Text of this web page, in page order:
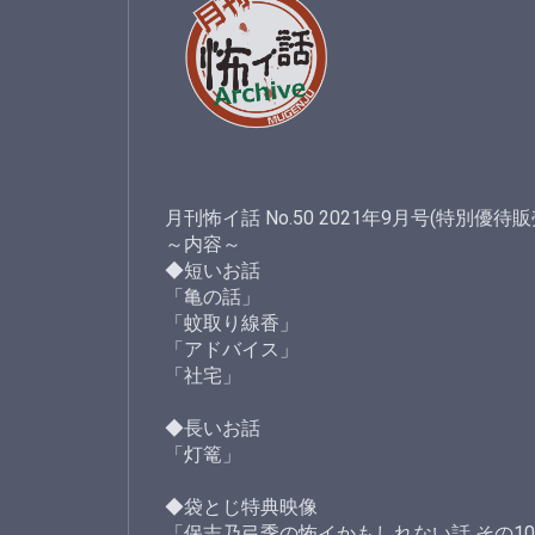
月刊怖イ話 No.50 2021年9月号(特別優待販
～内容～
◆短いお話
「亀の話」
「蚊取り線香」
「アドバイス」
「社宅」
◆長いお話
「灯篭」
◆袋とじ特典映像